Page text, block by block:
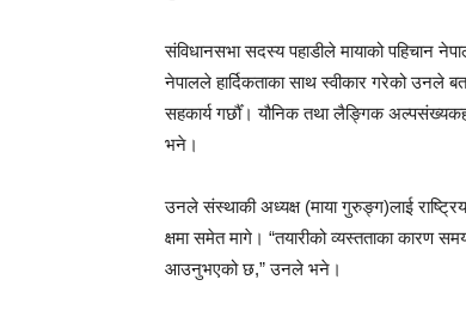
संविधानसभा सदस्य पहाडीले मायाको पहिचान
नेपालले हार्दिकताका साथ स्वीकार गरेको उनले
सहकार्य गर्छौँ। यौनिक तथा लैङ्गिक
भने।
उनले संस्थाकी अध्यक्ष (माया गुरुङ्ग)लाई
क्षमा समेत मागे। “तयारीको व्यस्तताका कारण
आउनुभएको छ,” उनले भने।